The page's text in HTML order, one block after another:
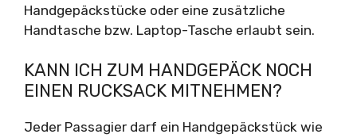
Handgepäckstücke oder eine zusätzliche
Handtasche bzw. Laptop-Tasche erlaubt sein.
KANN ICH ZUM HANDGEPÄCK NOCH
EINEN RUCKSACK MITNEHMEN?
Jeder Passagier darf ein Handgepäckstück wie